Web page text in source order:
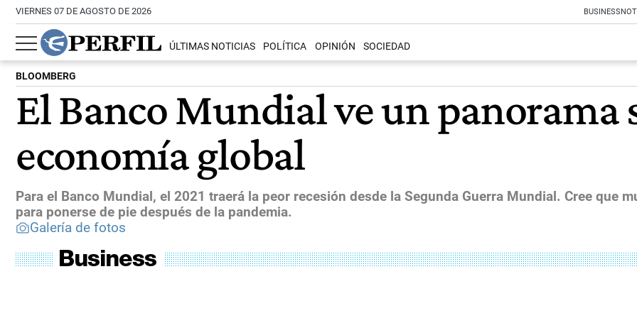
VIERNES 07 DE AGOSTO DE 2026 BUSINESS
ÚLTIMAS NOTICIAS POLÍTICA OPINIÓN SOCIEDAD
BLOOMBERG
El Banco Mundial ve un panorama
economía global
Para el Banco Mundial, el 2021 traerá la peor recesión desde la Segunda Guerra Mundial. Cree que
para ponerse de pie después de la pandemia.
Galería de fotos